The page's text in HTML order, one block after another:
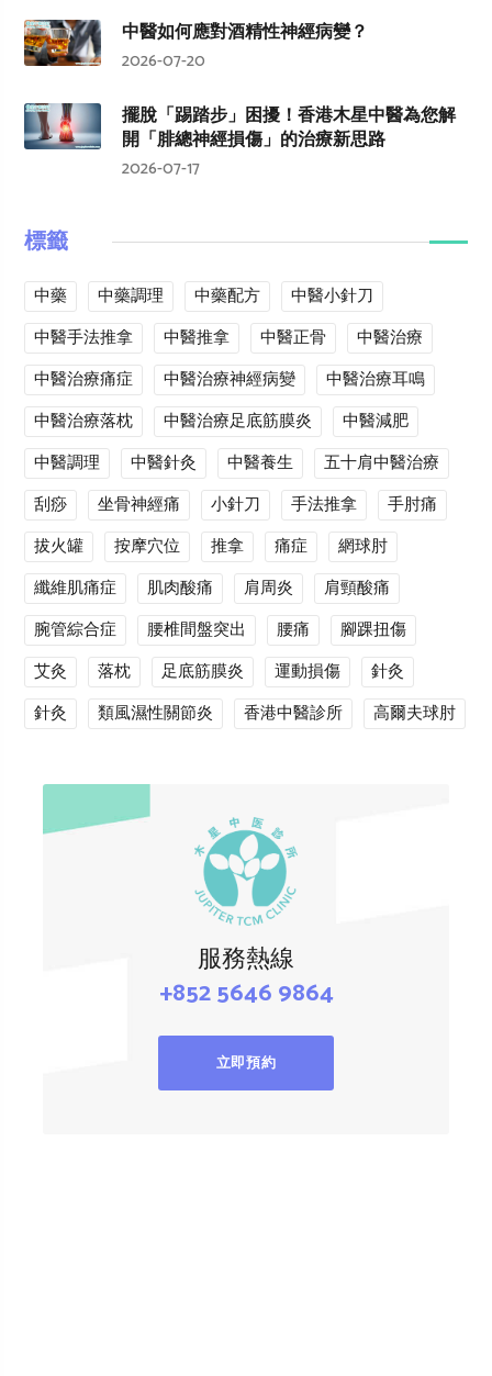
中醫如何應對酒精性神經病變？
2026-07-20
擺脫「踢踏步」困擾！香港木星中醫為您解
開「腓總神經損傷」的治療新思路
2026-07-17
標籤
中藥 中藥調理 中藥配方
中醫小針刀
中醫手法推拿
中醫推拿 中醫正骨
中醫治療
中醫治療痛症
中醫治療神經病變
中醫治療耳鳴
中醫治療落枕
中醫治療足底筋膜炎
中醫減肥
中醫調理
中醫針灸 中醫養生
五十肩中醫治療
刮痧
坐骨神經痛 小針刀 手法推拿
手肘痛
拔火罐
按摩穴位 推拿 痛症
網球肘
纖維肌痛症
肌肉酸痛 肩周炎
肩頸酸痛
腕管綜合症
腰椎間盤突出 腰痛
腳踝扭傷
艾灸
落枕 足底筋膜炎 運動損傷
針灸
針灸
類風濕性關節炎 香港中醫診所 高爾夫球肘
服務熱線
+852 5646 9864
立即預約